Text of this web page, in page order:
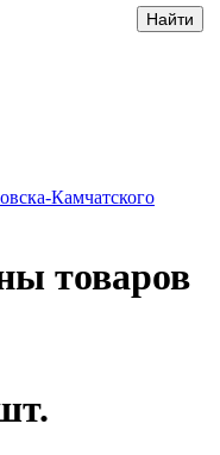
Камчатского
товаров